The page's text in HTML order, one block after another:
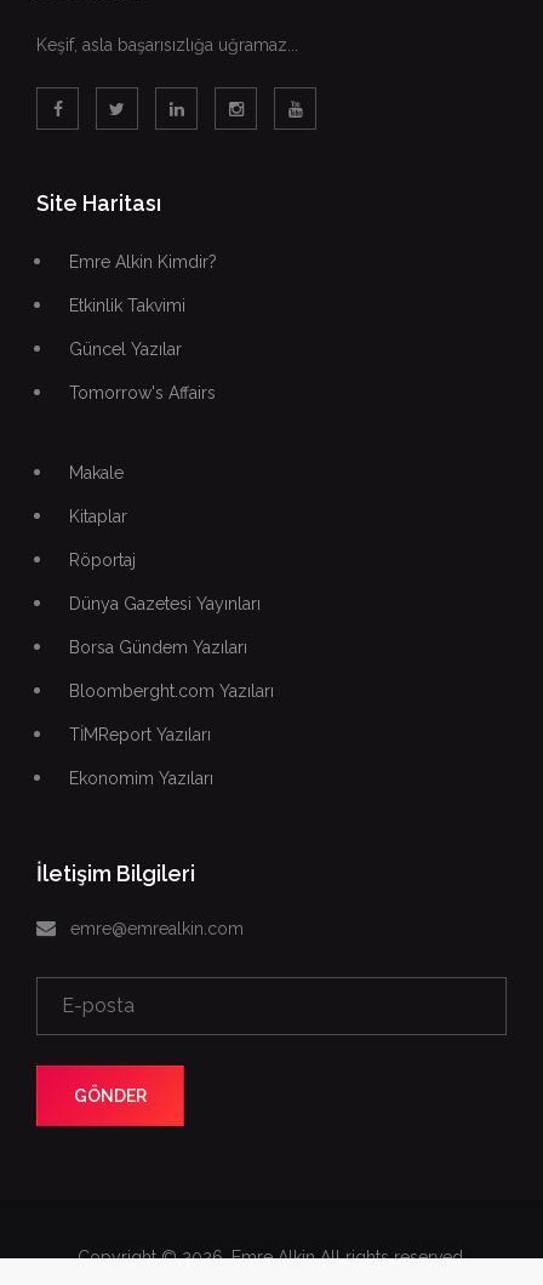
Keşif, asla başarısızlığa uğramaz...
Site Haritası
Emre Alkin Kimdir?
Etkinlik Takvimi
Güncel Yazılar
Tomorrow's Affairs
Makale
Kitaplar
Röportaj
Dünya Gazetesi Yayınları
Borsa Gündem Yazıları
Bloomberght.com Yazıları
TİMReport Yazıları
Ekonomim Yazıları
İletişim Bilgileri
emre@emrealkin.com
GÖNDER
Copyright © 2026. Emre Alkin All rights reserved.